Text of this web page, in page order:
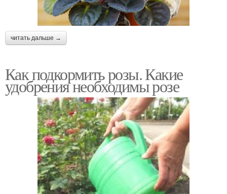
читать дальше →
Как подкормить розы. Какие
удобрения необходимы розе